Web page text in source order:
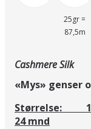
25gr =
87,5m
Cashmere Silk
«Mys»
Størrelse:
24 mnd